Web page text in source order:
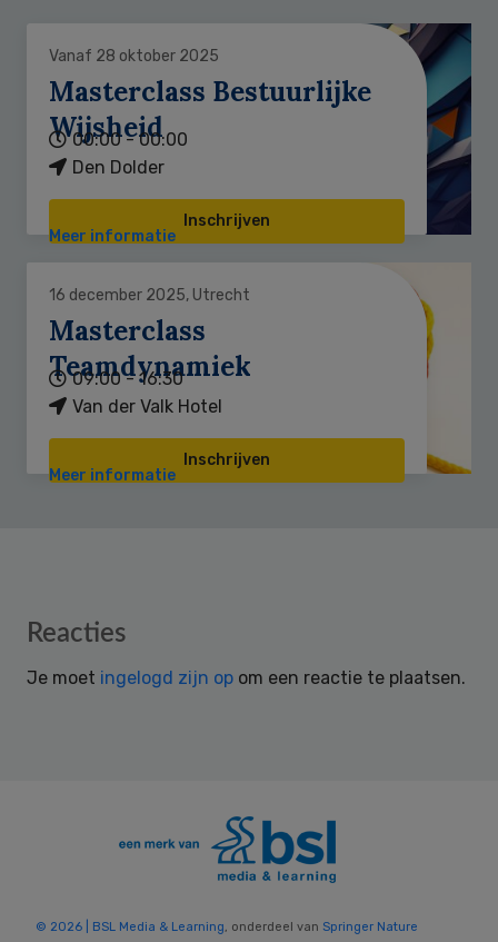
Vanaf 28 oktober 2025
Masterclass Bestuurlijke
Wijsheid
00:00 - 00:00
Den Dolder
Inschrijven
Meer informatie
16 december 2025, Utrecht
Masterclass
Teamdynamiek
09:00 - 16:30
Van der Valk Hotel
Inschrijven
Meer informatie
Reader
Reacties
Je moet ingelogd zijn op om een reactie te plaatsen.
© 2026 | BSL Media & Learning, onderdeel van Springer Nature